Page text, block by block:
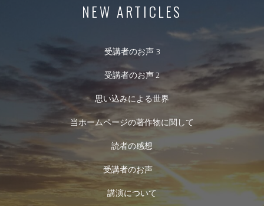
NEW ARTICLES
受講者のお声 3
受講者のお声 2
思い込みによる世界
当ホームページの著作物に関して
読者の感想
受講者のお声
講演について